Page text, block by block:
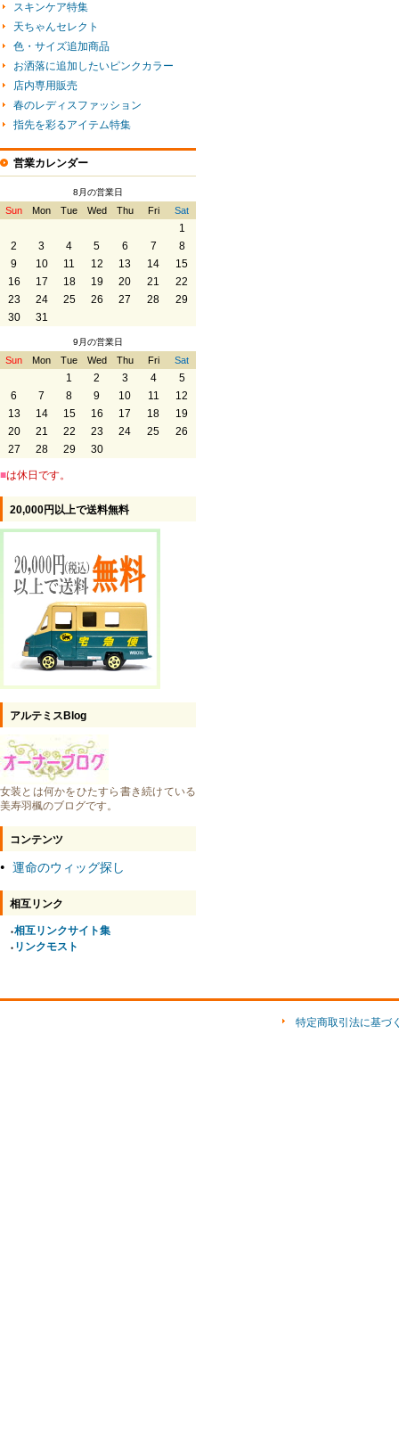
スキンケア特集
天ちゃんセレクト
色・サイズ追加商品
お洒落に追加したいピンクカラー
店内専用販売
春のレディスファッション
指先を彩るアイテム特集
営業カレンダー
8月の営業日
Sun Mon Tue Wed Thu Fri Sat
1
2
3 4 5 6 7
8
9
10 11 12 13 14
15
16
17 18 19 20 21
22
23
24 25 26 27 28
29
30
31
9月の営業日
Sun Mon Tue Wed Thu Fri Sat
1 2 3 4
5
6
7 8 9 10 11
12
13
14 15 16 17 18
19
20
21 22 23 24 25
26
27
28 29 30
■は休日です。
20,000円以上で送料無料
アルテミスBlog
女装とは何かをひたすら書き続けている
美寿羽楓のブログです。
コンテンツ
● 運命のウィッグ探し
相互リンク
●相互リンクサイト集
● リンクモスト
特定商取引法に基づ